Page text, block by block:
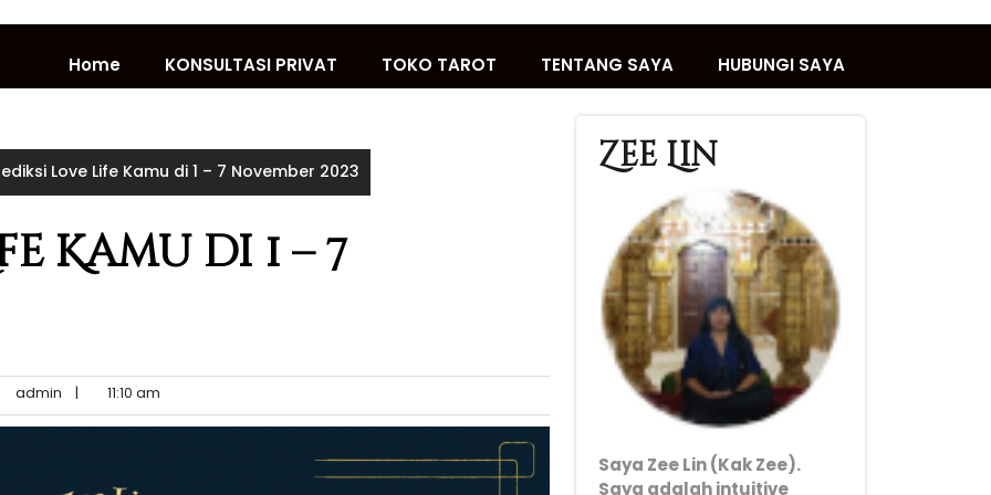
Home KONSULTASI PRIVAT TOKO TAROT TENTANG SAYA HUBUNGI SAYA
Love Life Kamu di 1 – 7 November 2023
Kamu di 1 – 7
admin | 11:10 am
Zee Lin
Saya Zee Lin (Kak Zee).
Saya adalah intuitive